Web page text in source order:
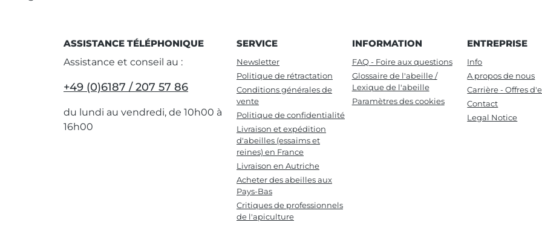
ASSISTANCE TÉLÉPHONIQUE
Assistance et conseil au :
+49 (0)6187 / 207 57 86
du lundi au vendredi, de 10h00 à
16h00
SERVICE
Newsletter
Politique de rétractation
Conditions générales de
vente
Politique de confidentialité
Livraison et expédition
d'abeilles (essaims et
reines) en France
Livraison en Autriche
Acheter des abeilles aux
Pays-Bas
Critiques de professionnels
de l'apiculture
INFORMATION
FAQ - Foire aux questions
Glossaire de l'abeille /
Lexique de l'abeille
Paramètres des cookies
ENTREPRISE
Info
A propos de nous
Carrière - Offres
Contact
Legal Notice